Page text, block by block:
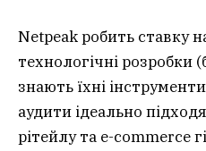
Netpeak робить ставку
технологічні розробки
знають їхні
аудити ідеально
рітейлу та e-commerce